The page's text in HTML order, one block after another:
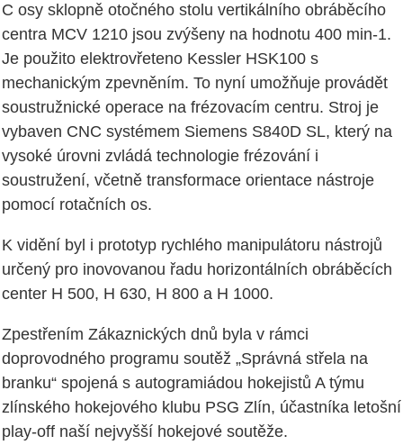
C osy sklopně otočného stolu vertikálního obráběcího
centra MCV 1210 jsou zvýšeny na hodnotu 400 min-1.
Je použito elektrovřeteno Kessler HSK100 s
mechanickým zpevněním. To nyní umožňuje provádět
soustružnické operace na frézovacím centru. Stroj je
vybaven CNC systémem Siemens S840D SL, který na
vysoké úrovni zvládá technologie frézování i
soustružení, včetně transformace orientace nástroje
pomocí rotačních os.
K vidění byl i prototyp rychlého manipulátoru nástrojů
určený pro inovovanou řadu horizontálních obráběcích
center H 500, H 630, H 800 a H 1000.
Zpestřením Zákaznických dnů byla v rámci
doprovodného programu soutěž „Správná střela na
branku“ spojená s autogramiádou hokejistů A týmu
zlínského hokejového klubu PSG Zlín, účastníka letošní
play-off naší nejvyšší hokejové soutěže.